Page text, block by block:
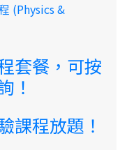
(Physics &
套餐，可按
！
課程放題！